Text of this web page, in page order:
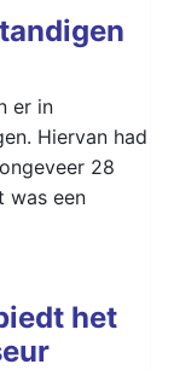
er in
Hiervan had
28
was een
het